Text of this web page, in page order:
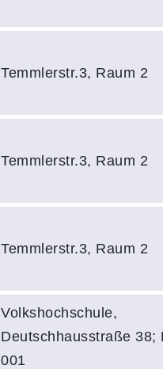
Temmlerstr.3, Raum 2
Temmlerstr.3, Raum 2
Temmlerstr.3, Raum 2
Volkshochschule,
Deutschhausstraße 38;
001